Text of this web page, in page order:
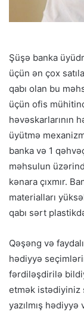
Şüşə banka
üçün ən çox
qabı olan bu
üçün ofis
həvəskarlarının
üyütmə
banka və 1
məhsulun
kənara çıxmır.
materialları
qabı sərt
Qəşəng və
hədiyyə
fərdiləşdirilə
etmək istədiyiniz
yazılmış hədiyyə